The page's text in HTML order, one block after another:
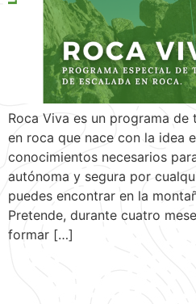
Roca Viva es un programa
en roca que nace con la idea
conocimientos necesarios
autónoma y segura por
puedes encontrar en la
Pretende, durante cuatro
formar […]